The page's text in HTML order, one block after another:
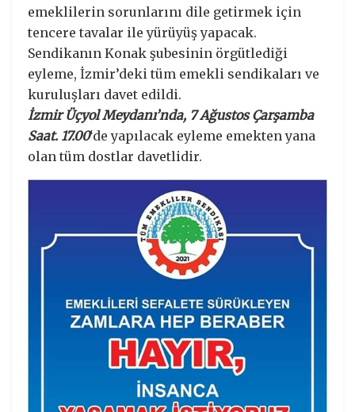
emeklilerin sorunlarını dile getirmek için
tencere tavalar ile yürüyüş yapacak.
Sendikanın Konak şubesinin örgütlediği
eyleme, İzmir’deki tüm emekli sendikaları ve
kuruluşları davet edildi.
İzmir Üçyol Meydanı’nda, 7 Ağustos Çarşamba
Saat. 17.00‘de yapılacak eyleme emekten yana
olan tüm dostlar davetlidir.